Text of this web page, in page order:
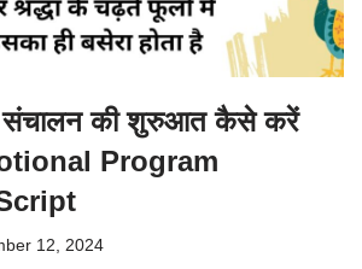
संचालन की शुरुआत कैसे करें
Program
12, 2024